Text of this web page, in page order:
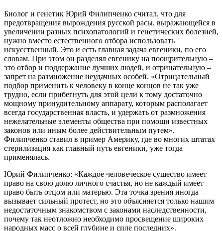
Биолог и генетик Юрий Филипченко считал, что для
предотвращения вырождения русской расы, выражающейся в
увеличении разных психопатологий и генетических болезней,
нужно вместо естественного отбора использовать
искусственный. Это и есть главная задача евгеники, по его
словам. При этом он разделял евгенику на поощрительную –
это отбор и поддержание лучших людей, и отрицательную –
запрет на размножение неудачных особей. «Отрицательный
подбор применить к человеку в конце концов не так уже
трудно, если прибегнуть для этой цели к тому достаточно
мощному принудительному аппарату, которым располагает
всегда государственная власть, и удержать от размножения
нежелательные элементы общества при помощи известных
законов или иным более действительным путем».
Филипченко ставил в пример Америку, где во многих штатах
стерилизация как главный путь евгеники, уже тогда
применялась.
Юрий Филипченко: «Каждое человеческое существо имеет
право на свою долю личного счастья, но не каждый имеет
право быть отцом или матерью. Эта точка зрения иногда
вызывает сильный протест, но это объясняется только нашим
недостаточным знакомством с законами наследственности,
почему так неотложно необходимо просвещение широких
народных масс о всей глубине и силе последних».